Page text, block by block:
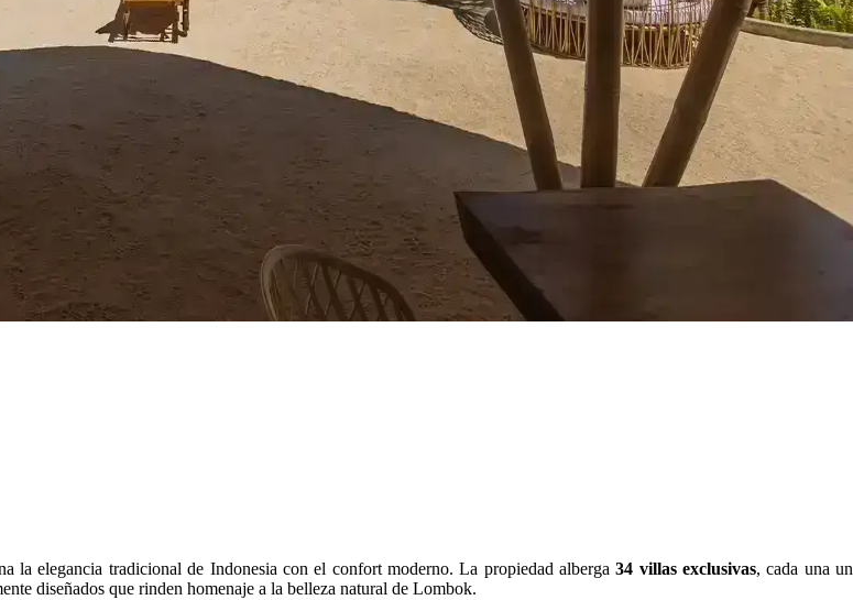
la elegancia tradicional de Indonesia con el confort moderno. La propiedad alberga34 villas exclusivas, cada una un
diseñados que rinden homenaje a la belleza natural de Lombok.